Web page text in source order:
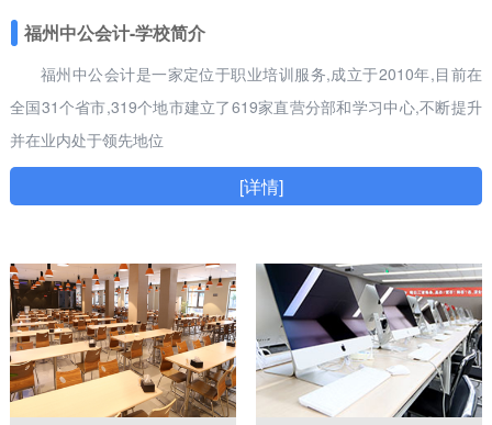
福州中公会计-学校简介
福州中公会计是一家定位于职业培训服务,成立于2010年,目前在
全国31个省市,319个地市建立了619家直营分部和学习中心,不断提升
并在业内处于领先地位
[详情]